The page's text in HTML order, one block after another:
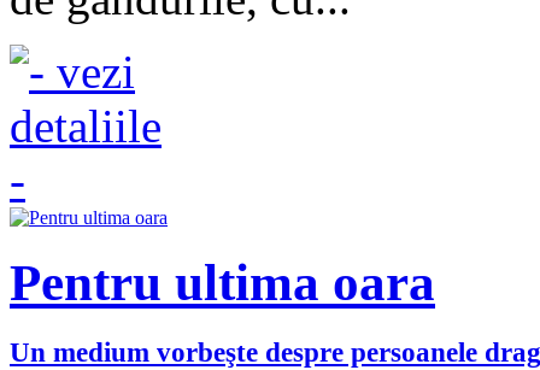
Pentru ultima oara
Un medium vorbeşte despre persoanele